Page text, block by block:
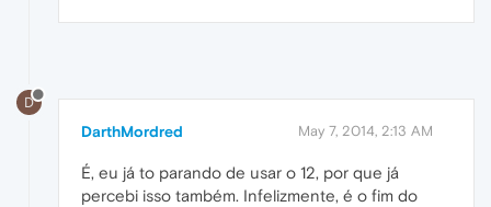
D
DarthMordred May 7, 2014, 2:13 AM
É, eu já to parando de usar o 12, por que já
percebi isso também. Infelizmente, é o fim do